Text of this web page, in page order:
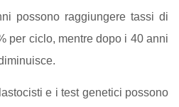
possono raggiungere tassi di
per ciclo, mentre dopo i 40 anni
e i test genetici possono